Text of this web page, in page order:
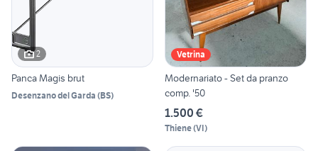
2
Panca Magis brut
Desenzano del Garda (BS)
Vetrina
Modernariato - Set da pranzo
comp. '50
1.500 €
Thiene(VI)